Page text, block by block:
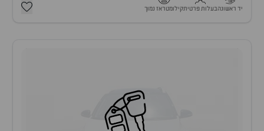
יד ראשונהבעלות פרטיתקילומטראז נמוך